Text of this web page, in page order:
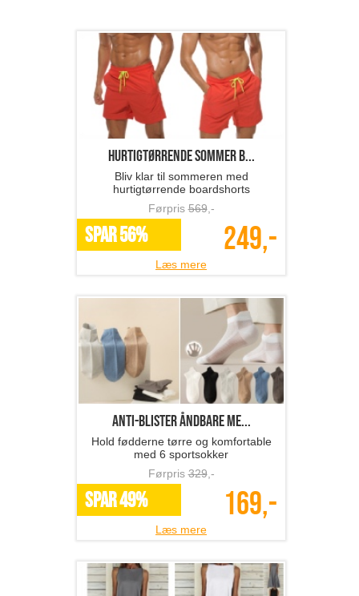
hurtigtørrende sommer b...
Bliv klar til sommeren med
hurtigtørrende boardshorts
Førpris569,-
SPAR 56% 249,-
Læs mere
Anti-blister åndbare me...
Hold fødderne tørre og komfortable
med 6 sportsokker
Førpris329,-
SPAR 49% 169,-
Læs mere